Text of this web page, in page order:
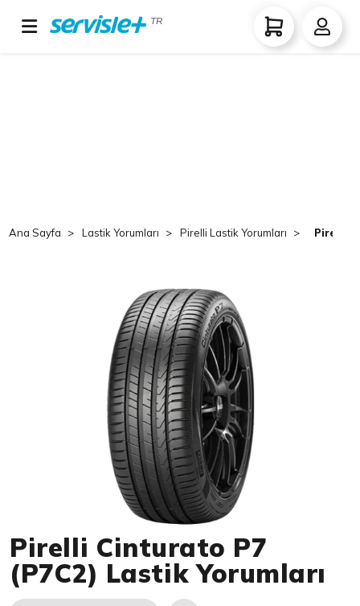
TR
Ana Sayfa Lastik Yorumları Pirelli Lastik Yorumları Pirelli
Pirelli Cinturato P7
(P7C2) Lastik Yorumları